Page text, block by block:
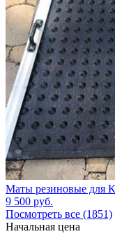
Маты резиновые для
9 500 руб.
Посмотреть все (1851)
Начальная цена